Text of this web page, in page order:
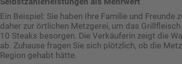
Ein Beispiel: Sie haben Ihre Familie und Freunde
daher zur örtlichen Metzgerei, um das
10 Steaks besorgen. Die Verkäuferin zeigt die
ab. Zuhause fragen Sie sich plötzlich, ob die
Region gehabt hätte.